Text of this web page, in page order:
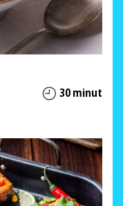
30 minut